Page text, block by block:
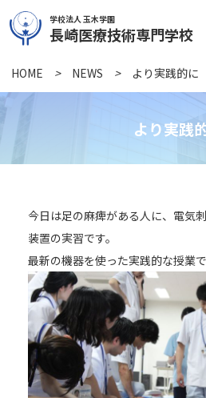
学校法人 玉木学園
長崎医療技術専門学校
より実践
HOME > NEWS > より実践的に
今日は足の麻痺がある人に、電気
装置の実習です。
最新の機器を使った実践的な授業
学校紹介
キャンパスライフ
訪問者別
各種書類